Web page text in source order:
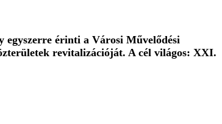
egyszerre érinti a Városi Művelődési
revitalizációját. A cél világos: XXI.